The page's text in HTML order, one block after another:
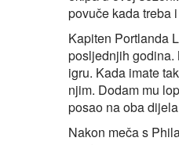
povuče kada treba
Kapiten Portlanda
posljednjih godina.
igru. Kada imate
njim. Dodam mu
posao na oba
Nakon meča s